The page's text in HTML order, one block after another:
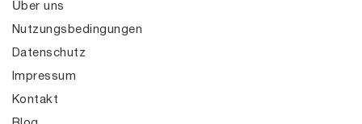
Über uns
Nutzungsbedingungen
Datenschutz
Impressum
Kontakt